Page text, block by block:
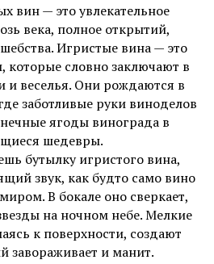
вин — это увлекательное
века, полное открытий,
Игристые вина — это
которые словно заключают в
и веселья. Они рождаются в
заботливые руки виноделов
ягоды винограда в
шедевры.
бутылку игристого вина,
звук, как будто само вино
В бокале оно сверкает,
на ночном небе. Мелкие
к поверхности, создают
завораживает и манит.